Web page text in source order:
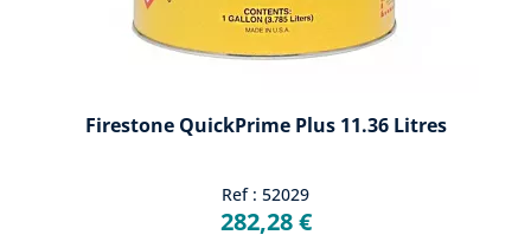
Firestone QuickPrime Plus 11.36 Litres
Ref : 52029
282,28 €